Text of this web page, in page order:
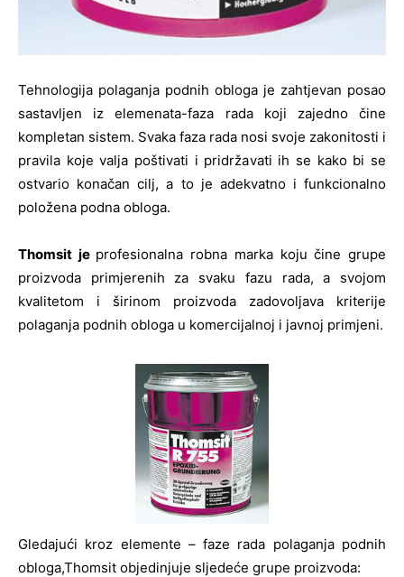
Tehnologija polaganja podnih obloga je zahtjevan posao
sastavljen iz elemenata-faza rada koji zajedno čine
kompletan sistem. Svaka faza rada nosi svoje zakonitosti i
pravila koje valja poštivati i pridržavati ih se kako bi se
ostvario konačan cilj, a to je adekvatno i funkcionalno
položena podna obloga.
Thomsit je profesionalna robna marka koju čine grupe
proizvoda primjerenih za svaku fazu rada, a svojom
kvalitetom i širinom proizvoda zadovoljava kriterije
polaganja podnih obloga u komercijalnoj i javnoj primjeni.
Gledajući kroz elemente – faze rada polaganja podnih
obloga,Thomsit objedinjuje sljedeće grupe proizvoda: